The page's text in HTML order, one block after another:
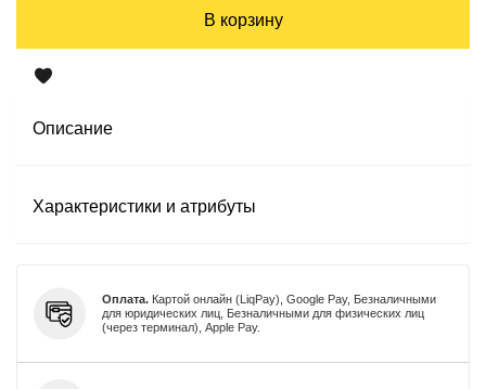
В корзину
Описание
Характеристики и атрибуты
Оплата. Картой онлайн (LiqPay), Google Pay, Безналичными
для юридических лиц, Безналичными для физических лиц
(через терминал), Apple Pay.